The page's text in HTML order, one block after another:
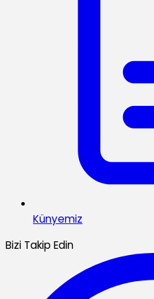
Künyemiz
Bizi Takip Edin